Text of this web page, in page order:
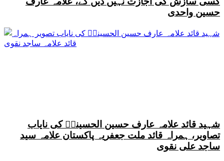
حسین واحدی
شہید قائد علامہ عارف حسین الحسینیؒ کی نایاب
تصاویر، ہمراہ قائد ملت جعفریہ پاکستان علامہ سید
ساجد علی نقوی